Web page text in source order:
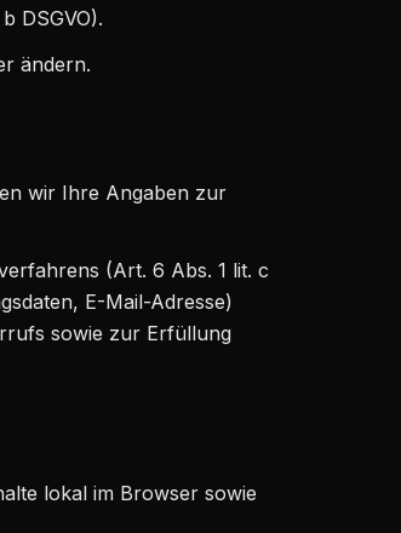
DSGVO).
ändern.
wir Ihre Angaben zur
(Art. 6 Abs. 1 lit. c
E-Mail-Adresse)
sowie zur Erfüllung
lokal im Browser sowie